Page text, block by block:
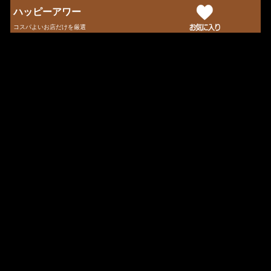
ハッピーアワー
コスパよいお店だけを厳選